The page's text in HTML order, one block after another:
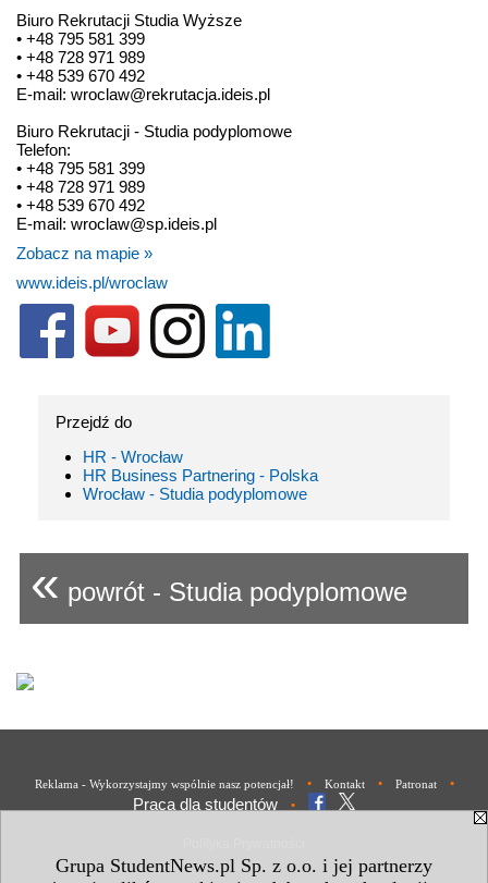
Grupa StudentNews.pl Sp. z o.o. i jej partnerzy
Biuro Rekrutacji Studia Wyższe
• +48 795 581 399
• +48 728 971 989
• +48 539 670 492
E-mail: wroclaw@rekrutacja.ideis.pl
Biuro Rekrutacji - Studia podyplomowe
Telefon:
• +48 795 581 399
• +48 728 971 989
• +48 539 670 492
E-mail: wroclaw@sp.ideis.pl
Zobacz na mapie »
www.ideis.pl/wroclaw
Przejdź do
HR - Wrocław
HR Business Partnering - Polska
Wrocław - Studia podyplomowe
« powrót - Studia podyplomowe
Reklama - Wykorzystajmy wspólnie nasz potencjał! • Kontakt • Patronat •
Praca dla studentów •